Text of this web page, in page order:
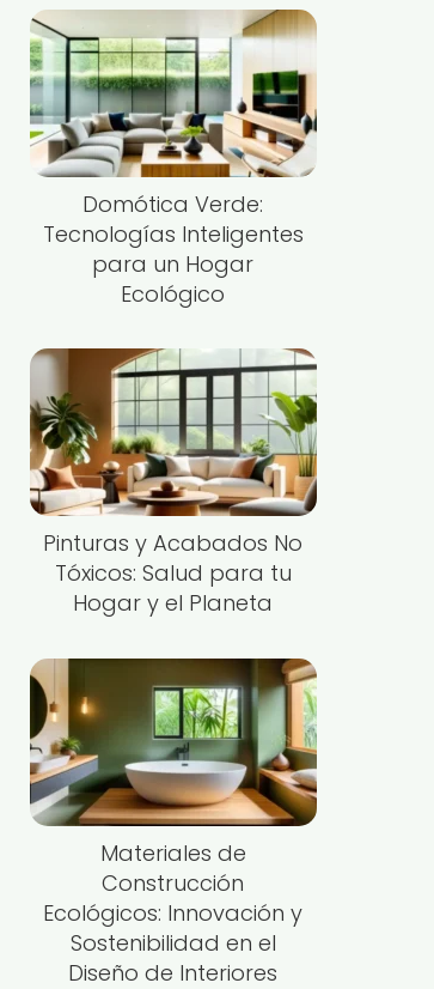
Domótica Verde:
Tecnologías Inteligentes
para un Hogar
Ecológico
Pinturas y Acabados No
Tóxicos: Salud para tu
Hogar y el Planeta
Materiales de
Construcción
Ecológicos: Innovación y
Sostenibilidad en el
Diseño de Interiores